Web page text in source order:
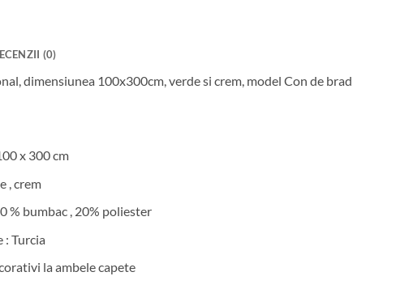
(0)
dimensiunea 100x300cm, verde si crem, model Con de brad
x 300 cm
, crem
% bumbac , 20% poliester
: Turcia
la ambele capete